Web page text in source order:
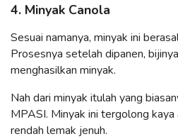
4. Minyak Canola
Sesuai namanya, minyak ini
Prosesnya setelah dipanen,
menghasilkan minyak.
Nah dari minyak itulah yang
MPASI. Minyak ini tergolong
rendah lemak jenuh.